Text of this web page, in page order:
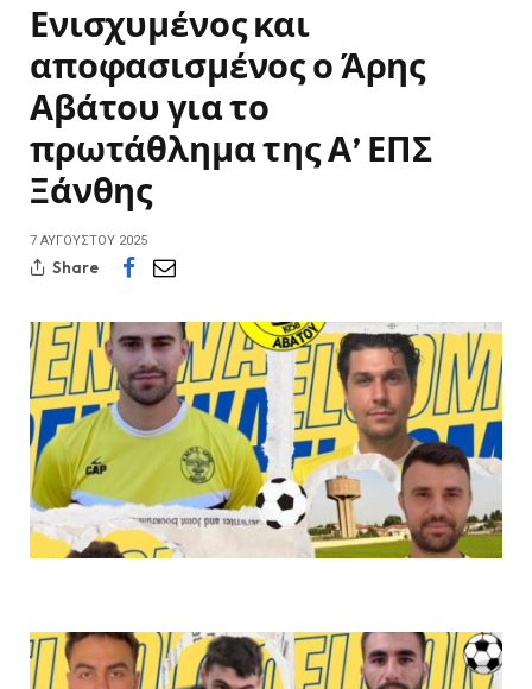
Ενισχυμένος και
αποφασισμένος ο Άρης
Αβάτου για το
πρωτάθλημα της Α’ ΕΠΣ
Ξάνθης
7 ΑΥΓΟΎΣΤΟΥ 2025
Share